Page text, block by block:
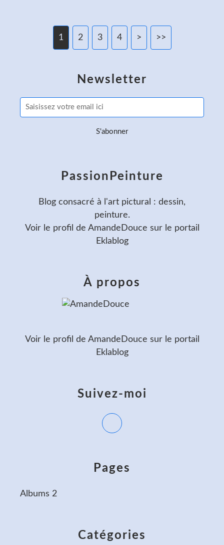
1 2 3 4 > >>
Newsletter
Catégories
Pages
Albums 2
PassionPeinture
Blog consacré à l'art pictural : dessin,
peinture.
Voir le profil de AmandeDouce sur le portail
Eklablog
Suivez-moi
À propos
Voir le profil de AmandeDouce sur le portail
Eklablog